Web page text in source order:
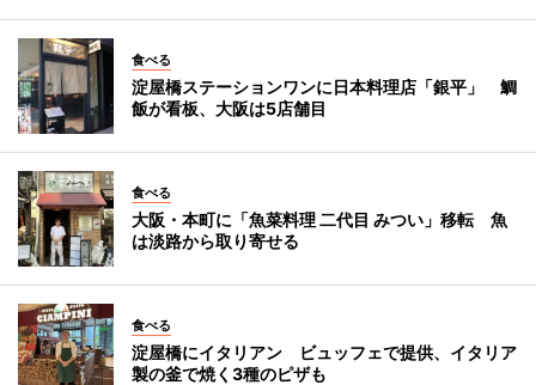
食べる
淀屋橋ステーションワンに日本料理店「銀平」 鯛
飯が看板、大阪は5店舗目
食べる
大阪・本町に「魚菜料理 二代目 みつい」移転 魚
は淡路から取り寄せる
食べる
淀屋橋にイタリアン ビュッフェで提供、イタリア
製の釜で焼く3種のピザも